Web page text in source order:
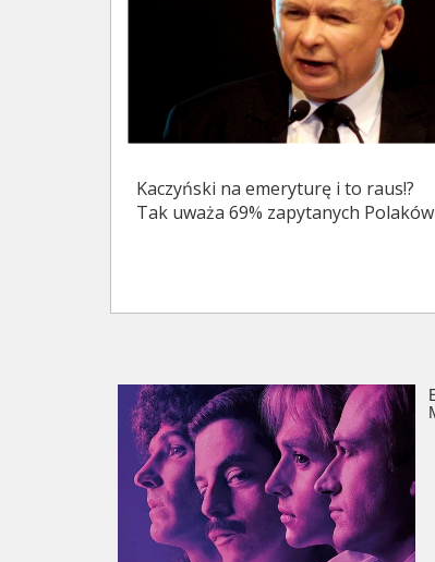
Kaczyński na emeryturę i to raus!?
Tak uważa 69% zapytanych Polaków